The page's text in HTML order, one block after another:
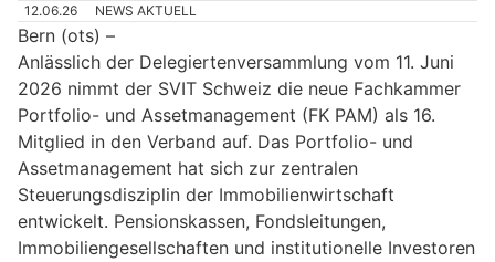
12.06.26 NEWS AKTUELL
Bern (ots) –
Anlässlich der Delegiertenversammlung vom 11. Juni
2026 nimmt der SVIT Schweiz die neue Fachkammer
Portfolio- und Assetmanagement (FK PAM) als 16.
Mitglied in den Verband auf. Das Portfolio- und
Assetmanagement hat sich zur zentralen
Steuerungsdisziplin der Immobilienwirtschaft
entwickelt. Pensionskassen, Fondsleitungen,
Immobiliengesellschaften und institutionelle Investoren